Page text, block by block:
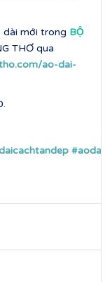
dài mới trong BỘ
THƠ qua
ao-dai-